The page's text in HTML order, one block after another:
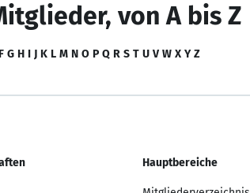
von A bis Z
F G H I J K L M N O P Q R S T U V W X Y Z
Hauptbereiche